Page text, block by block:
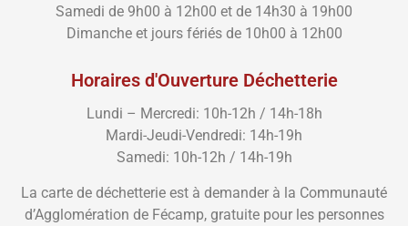
Samedi de 9h00 à 12h00 et de 14h30 à 19h00
Dimanche et jours fériés de 10h00 à 12h00
Horaires d'Ouverture Déchetterie
Lundi – Mercredi: 10h-12h / 14h-18h
Mardi-Jeudi-Vendredi: 14h-19h
Samedi: 10h-12h / 14h-19h
La carte de déchetterie est à demander à la Communauté
d’Agglomération de Fécamp, gratuite pour les personnes